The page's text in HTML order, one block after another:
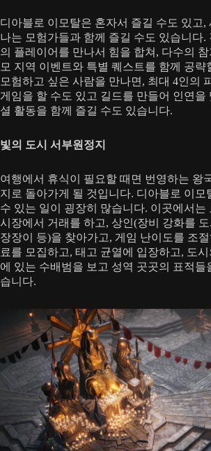
디아블로 이모탈은 혼자서 즐길 수도 있고,
나는 모험가들과 함께 즐길 수도 있습니다.
의 플레이어를 만나서 힘을 합쳐, 다수의
모 지역 이벤트와 특별 퀘스트를 함께 공략
모험하고 싶은 사람을 만나면, 최대 4인의
게임을 할 수도 있고 길드를 만들어 인연을
셜 활동을 함께 즐길 수도 있습니다.
빛의 도시 서부원정지
여행에서 휴식이 필요할 때면 번영하는 왕
지로 돌아가게 될 것입니다. 디아블로 이모
수 있는 일이 굉장히 많습니다. 이곳에서는
시장에서 거래를 하고, 상인(장비 강화를
장장이 등)을 찾아가고, 게임 난이도를 조
료를 모집하고, 태고 균열에 입장하고, 도
에 있는 수배범을 보고 성역 곳곳의 표적들
습니다.